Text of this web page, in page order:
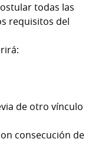
todas las
requisitos del
de otro vínculo
consecución de